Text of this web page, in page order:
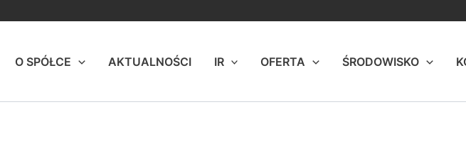
O SPÓŁCE AKTUALNOŚCI IR OFERTA ŚRODOWISKO